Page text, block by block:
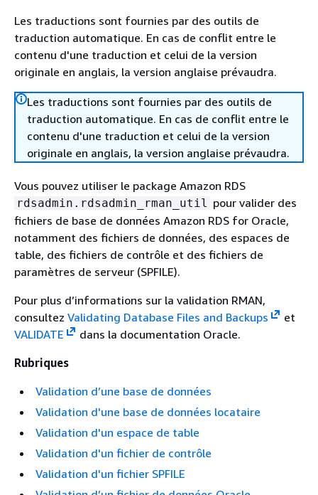
Les traductions sont fournies par des outils de
traduction automatique. En cas de conflit entre le
contenu d'une traduction et celui de la version
originale en anglais, la version anglaise prévaudra.
Les traductions sont fournies par des outils de
traduction automatique. En cas de conflit entre le
contenu d'une traduction et celui de la version
originale en anglais, la version anglaise prévaudra.
Vous pouvez utiliser le package Amazon RDS
rdsadmin.rdsadmin_rman_util pour valider des
fichiers de base de données Amazon RDS for Oracle,
notamment des fichiers de données, des espaces de
table, des fichiers de contrôle et des fichiers de
paramètres de serveur (SPFILE).
Pour plus d’informations sur la validation RMAN,
consultez Validating Database Files and Backups
et
VALIDATE
dans la documentation Oracle.
Rubriques
Validation d’une base de données
Validation d'une base de données locataire
Validation d'un espace de table
Validation d'un fichier de contrôle
Validation d'un fichier SPFILE